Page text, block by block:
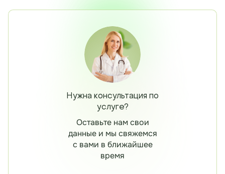
Нужна консультация по
услуге?
Оставьте нам свои
данные и мы свяжемся
с вами в ближайшее
время